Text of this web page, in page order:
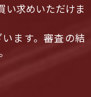
い求めいただけま
ます。審査の結